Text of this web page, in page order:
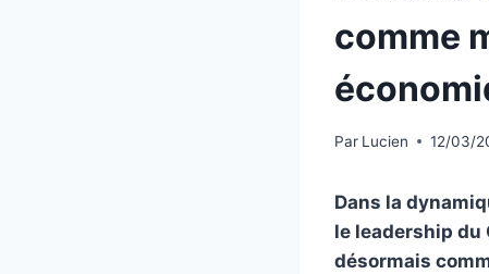
comme
Par Lucien 12/03/
Dans la
le leadership du
désormais